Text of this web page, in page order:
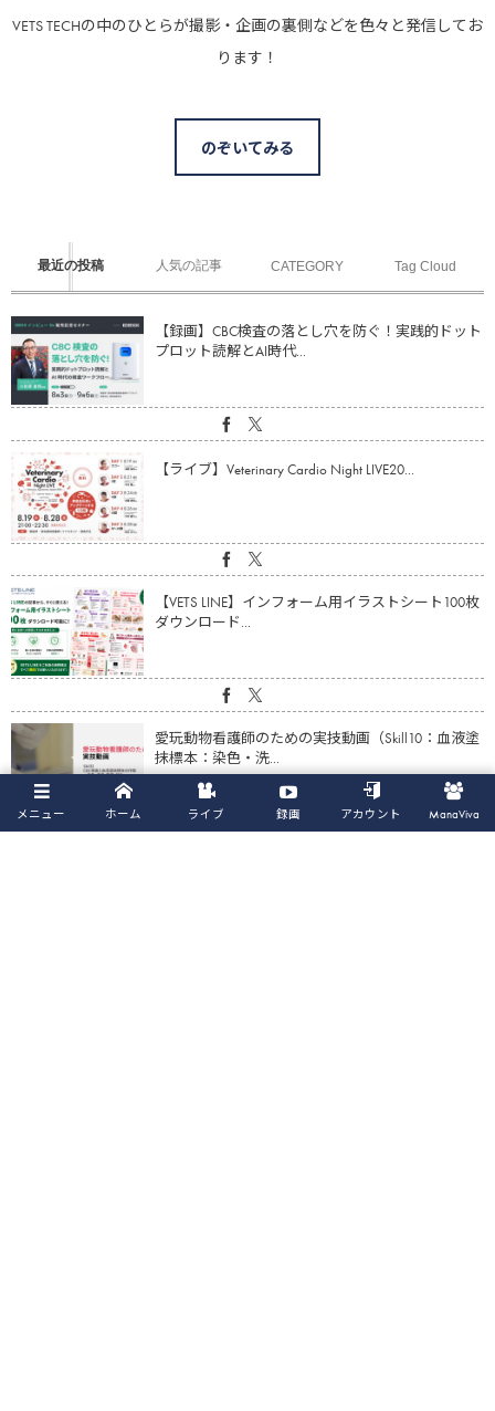
VETS TECHの中のひとらが撮影・企画の裏側などを色々と発信してお
ります！
のぞいてみる
最近の投稿 人気の記事 CATEGORY Tag Cloud
【録画】CBC検査の落とし穴を防ぐ！実践的ドット
プロット読解とAI時代...
【ライブ】Veterinary Cardio Night LIVE20...
【VETS LINE】インフォーム用イラストシート100枚
ダウンロード...
愛玩動物看護師のための実技動画（Skill10：血液塗
抹標本：染色・洗...
メニュー ホーム ライブ 録画 アカウント ManaViva